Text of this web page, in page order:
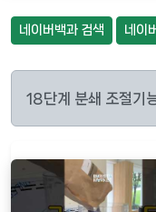
네이버백과 검색 네이
18단계 분쇄 조절기